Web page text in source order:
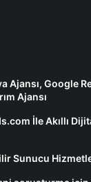
Ajansı, Google
Ajansı
İle Akıllı
Sunucu